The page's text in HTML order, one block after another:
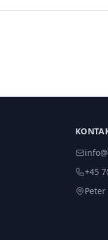
+45